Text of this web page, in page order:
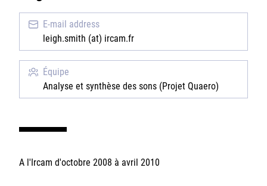
CNRS
La recherche
Actualités
Équipes
E-mail address
leigh.smith (at) ircam.fr
Équipe
Analyse et synthèse des sons (Projet Quaero)
A l'Ircam d'octobre 2008 à avril 2010